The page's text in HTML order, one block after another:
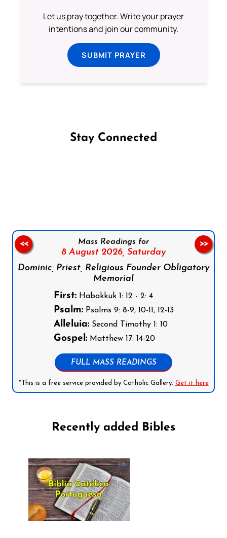
Let us pray together. Write your prayer
intentions and join our community.
SUBMIT PRAYER
Stay Connected
Mass Readings for
8 August 2026, Saturday
Dominic, Priest, Religious Founder Obligatory
Memorial
First:Habakkuk 1: 12 - 2: 4
Psalm:Psalms 9: 8-9, 10-11, 12-13
Alleluia:Second Timothy 1: 10
Gospel:Matthew 17: 14-20
FULL MASS READINGS
*This is a free service provided by Catholic Gallery. Get it here
<< >>
Recently added Bibles